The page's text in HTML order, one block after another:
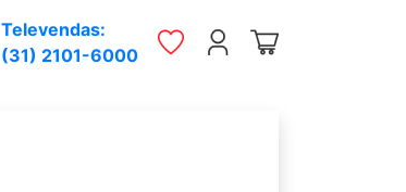
Televendas:
(31) 2101-6000